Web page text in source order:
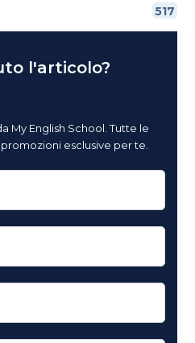
517
l'articolo?
My English School. Tutte le
esclusive per te.